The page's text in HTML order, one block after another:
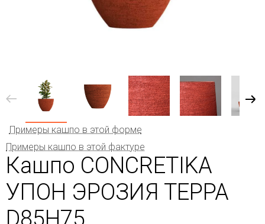
Примеры кашпо в этой форме
Примеры кашпо в этой фактуре
Кашпо CONCRETIKA
УПОН ЭРОЗИЯ ТЕРРА
D85H75